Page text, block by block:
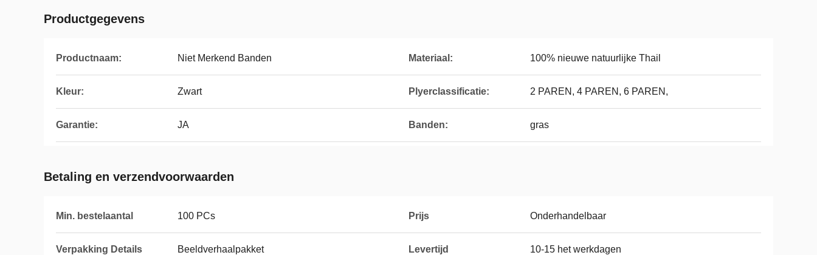
Productgegevens
Productnaam: Niet Merkend Banden Materiaal: 100% nieuwe natuurlijke Thail
Kleur: Zwart Plyerclassificatie: 2 PAREN, 4 PAREN, 6 PAREN,
Garantie: JA Banden: gras
Betaling en verzendvoorwaarden
Min. bestelaantal 100 PCs Prijs Onderhandelbaar
Verpakking Details Beeldverhaalpakket Levertijd 10-15 het werkdagen